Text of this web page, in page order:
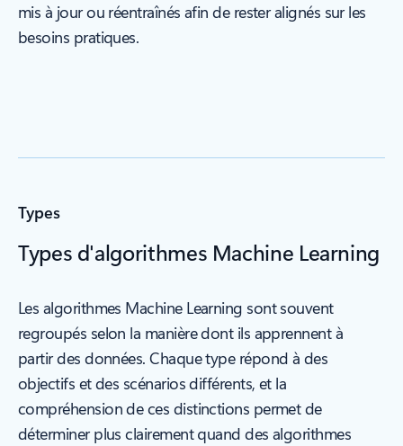
mis à jour ou réentraînés afin de rester alignés sur les
besoins pratiques.
Types
Types d'algorithmes Machine Learning
Les algorithmes Machine Learning sont souvent
regroupés selon la manière dont ils apprennent à
partir des données. Chaque type répond à des
objectifs et des scénarios différents, et la
compréhension de ces distinctions permet de
déterminer plus clairement quand des algorithmes